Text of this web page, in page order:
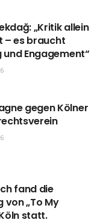
„Kritik allein
– es braucht
und Engagement“
gegen Kölner
fand die
von „To My
statt.